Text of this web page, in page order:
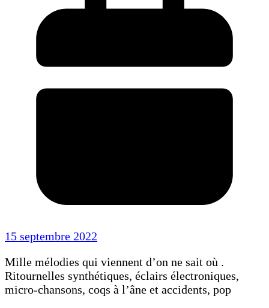
15 septembre 2022
Mille mélodies qui viennent d’on ne sait où .
Ritournelles synthétiques, éclairs électroniques,
micro-chansons, coqs à l’âne et accidents, pop